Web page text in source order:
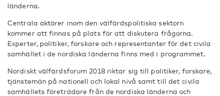
länderna.
Centrala aktörer inom den välfärdspolitiska sektorn
kommer att finnas på plats för att diskutera frågorna.
Experter, politiker, forskare och representanter för det civila
samhället i de nordiska länderna finns med i programmet.
Nordiskt välfärdsforum 2018 riktar sig till politiker, forskare,
tjänstemän på nationell och lokal nivå samt till det civila
samhällets företrädare från de nordiska länderna och